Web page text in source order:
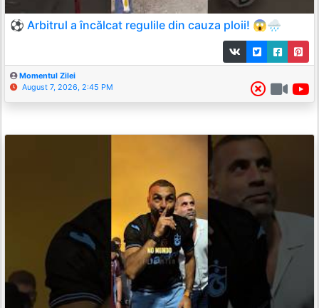
⚽ Arbitrul a încălcat regulile din cauza ploii! 😱🌧️
Momentul Zilei
August 7, 2026, 2:45 PM